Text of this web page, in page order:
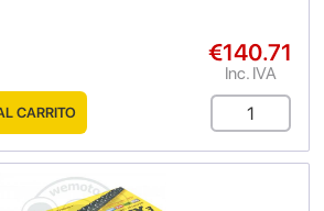
€140.71
Inc. IVA
CARRITO